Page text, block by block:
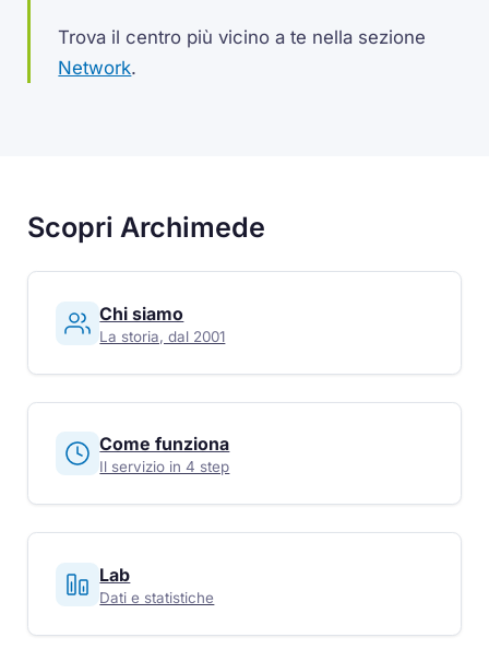
Trova il centro più vicino a te nella sezione
Network.
Scopri Archimede
Chi siamo
La storia, dal 2001
Come funziona
Il servizio in 4 step
Lab
Dati e statistiche